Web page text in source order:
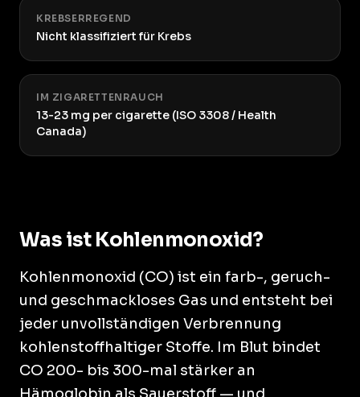
KREBSERREGEND
Nicht klassifiziert für Krebs
IM ZIGARETTENRAUCH
13-23 mg per cigarette (ISO 3308 / Health
Canada)
Was ist Kohlenmonoxid?
Kohlenmonoxid (CO) ist ein farb-, geruch-
und geschmackloses Gas und entsteht bei
jeder unvollständigen Verbrennung
kohlenstoffhaltiger Stoffe. Im Blut bindet
CO 200- bis 300-mal stärker an